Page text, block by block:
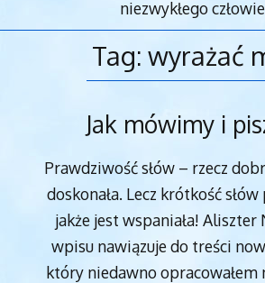
niezwykłego
Tag: wyrażać
Jak mówimy i
Prawdziwość słów – rzecz
doskonała. Lecz krótkość
jakże jest wspaniała! Aliszter
wpisu nawiązuje do treści
który niedawno opracowałem